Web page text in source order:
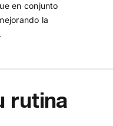
en conjunto
la
rutina